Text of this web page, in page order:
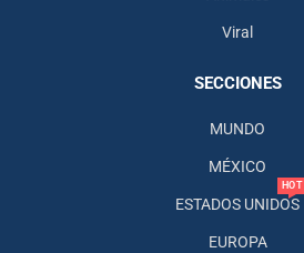
Viral
SECCIONES
MUNDO
MÉXICO
ESTADOS UNIDOS
HOT
EUROPA